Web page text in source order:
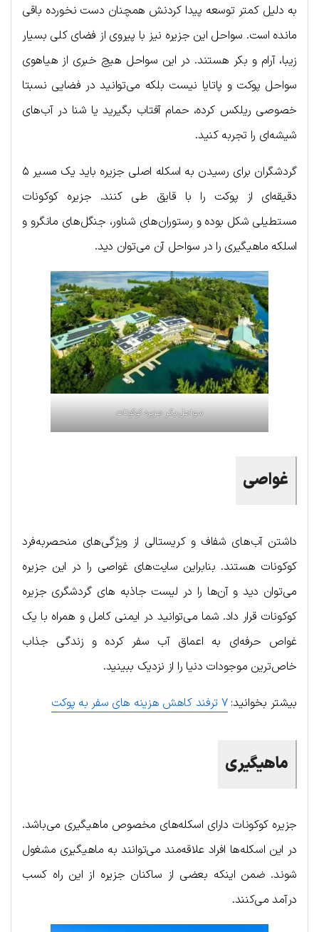
به دلیل کمتر توسعه پیدا کردنش همچنان دست نخورده باقی
مانده است. سواحل این جزیره نیز با پیروی از فضای کلی بسیار
زیبا، آرام و بکر هستند. در این سواحل هیچ خبری از هیاهوی
سواحل پوکت و پاتایا نیست بلکه می‌توانید در فضایی نسبتا
خصوصی ریلکس کرده، حمام آفتاب بگیرید یا شنا در آب‌های
شیشه‌ای را تجربه کنید.
گردشگران برای رسیدن به اسکله اصلی جزیره باید یک مسیر ۵
دقیقه‌ای از پوکت را با قایق طی کنند. جزیره کوکونات
مستطیلی شکل بوده و رستوران‌های شناور، جنگل‌های مانگرو و
اسلکه ماهیگیری را در سواحل آن می‌توان دید.
سواحل بکر جزیره کوکونات
غواصی
داشتن آب‌های شفاف و کریستالی از ویژگی‌های منحصربه‌فرد
کوکونات هستند. بنابراین سایت‌های غواصی را در این جزیره
می‌توان دید و آن‌ها را در لیست جاذبه های گردشگری جزیره
کوکونات قرار داد. شما می‌توانید در ایمنی کامل و همراه با یک
غواص حرفه‌ای به اعماق آب سفر کرده و زندگی جذاب
خاص‌ترین موجودات دنیا را از نزدیک ببینید.
بیشتر بخوانید:۷ ترفند کاهش هزینه های سفر به پوکت
ماهیگیری
جزیره کوکونات دارای اسکله‌های مخصوص ماهیگیری می‌باشد.
در این اسکله‌ها افراد علاقه‌مند می‌توانند به ماهیگیری مشغول
شوند. ضمن اینکه بعضی از ساکنان جزیره از این راه کسب
درآمد می‌کنند.